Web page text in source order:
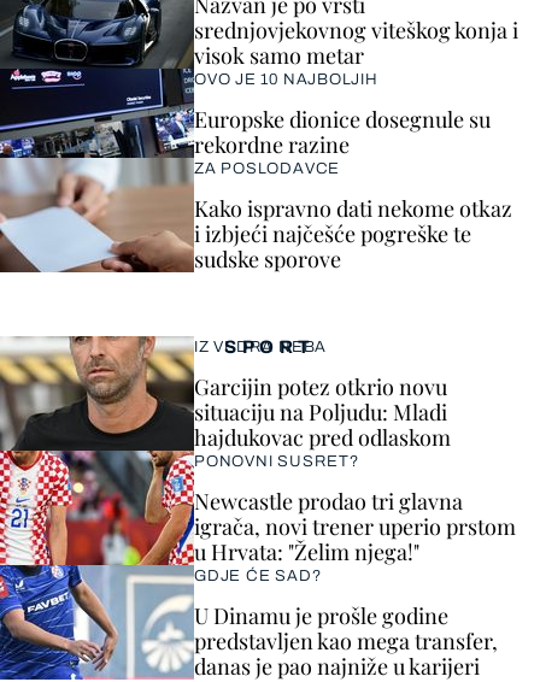
SPORT
IZ VEDRA NEBA
Garcijin potez otkrio novu
situaciju na Poljudu: Mladi
hajdukovac pred odlaskom
PONOVNI SUSRET?
Newcastle prodao tri glavna
igrača, novi trener uperio prstom
u Hrvata: "Želim njega!"
GDJE ĆE SAD?
U Dinamu je prošle godine
predstavljen kao mega transfer,
danas je pao najniže u karijeri
srednjovjekovnog viteškog konja i
visok samo metar
OVO JE 10 NAJBOLJIH
Europske dionice dosegnule su
rekordne razine
ZA POSLODAVCE
Kako ispravno dati nekome otkaz
i izbjeći najčešće pogreške te
sudske sporove